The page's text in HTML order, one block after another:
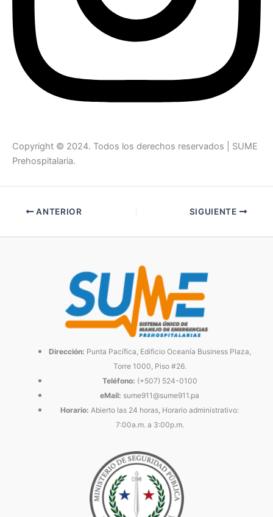
Copyright © 2024. Todos los derechos reservados | SUME
Prehospitalaria.
ANTERIOR SIGUIENTE
Dirección: Punta Pacífica, Edificio Oceanía Business Plaza,
Torre 1000, Piso #26.
Teléfono: (+507) 524-0100
eMail: sume911@sume911.pa
Horario: Abierto las 24 horas, Horario administrativo:
7:00a.m. a 3:00p.m.